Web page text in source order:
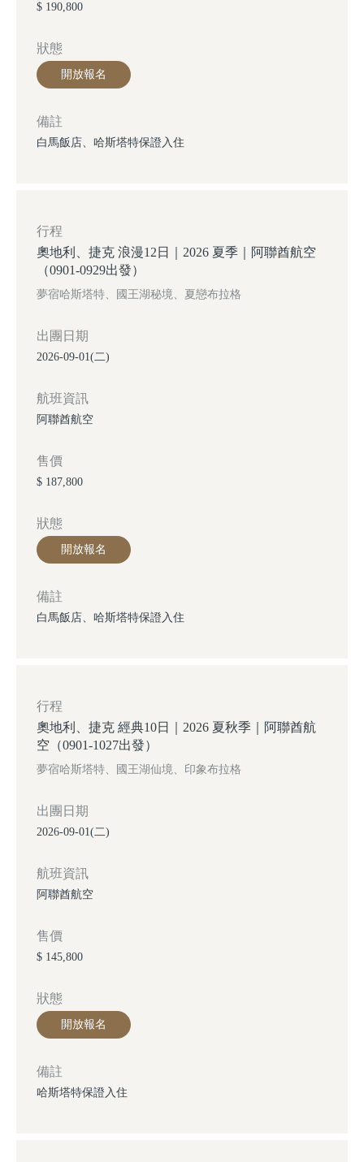
$ 190,800
狀態
開放報名
備註
白馬飯店、哈斯塔特保證入住
出團日期
2026-09-01(二)
行程
奧地利、捷克 浪漫12日｜2026 夏季｜阿聯酋航空
（0901-0929出發）
夢宿哈斯塔特、國王湖秘境、夏戀布拉格
航班資訊
阿聯酋航空
售價
$ 187,800
狀態
開放報名
備註
白馬飯店、哈斯塔特保證入住
出團日期
2026-09-01(二)
行程
奧地利、捷克 經典10日｜2026 夏秋季｜阿聯酋航
空（0901-1027出發）
夢宿哈斯塔特、國王湖仙境、印象布拉格
航班資訊
阿聯酋航空
售價
$ 145,800
狀態
開放報名
備註
哈斯塔特保證入住